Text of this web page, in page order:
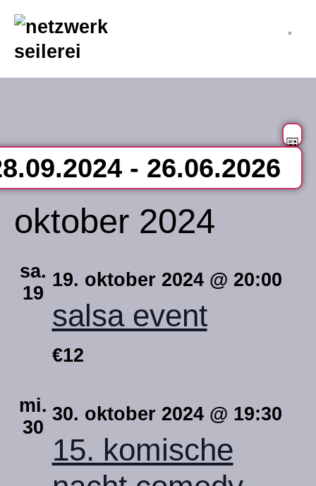
springen
- 26.06.2026
oktober 2024
sa.
19
salsa event
19. oktober 2024 @ 20:00
€12
mi.
30
15. komische
30. oktober 2024 @ 19:30